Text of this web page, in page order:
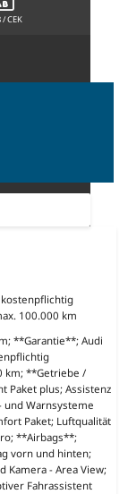
/ CEK
kostenpflichtig
100.000 km
**Garantie**; Audi
km; **Getriebe /
Paket plus; Assistenz
und Warnsysteme
Paket; Luftqualität
**Airbags**;
vorn und hinten;
Kamera - Area View;
Fahrassistent